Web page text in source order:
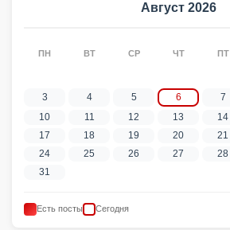
Август 2026
ПН ВТ СР ЧТ ПТ
3
4 5 6 7
10
11 12 13 14
17
18 19 20 21
24
25 26 27 28
31
Есть посты Сегодня